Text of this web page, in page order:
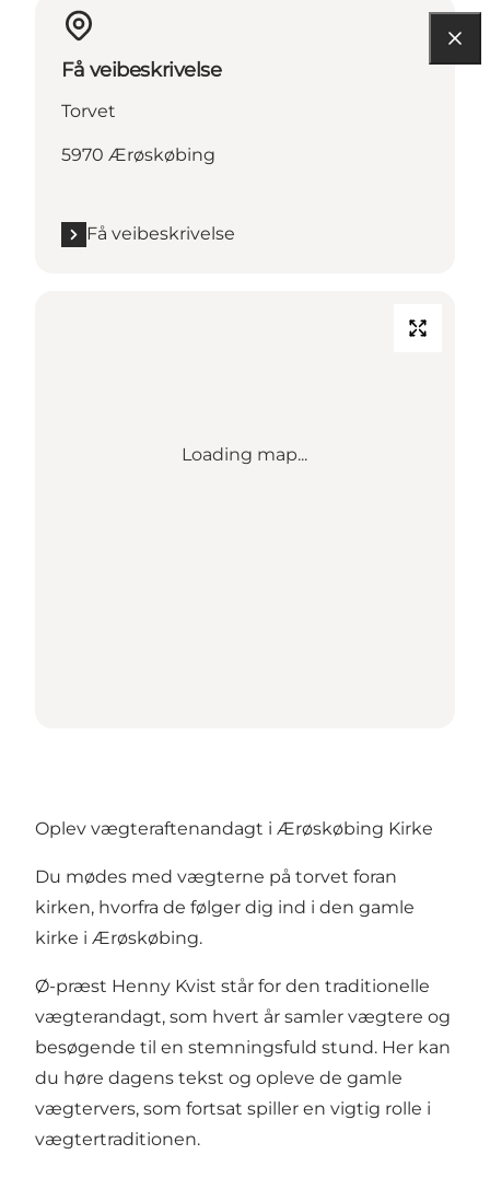
Få veibeskrivelse
Torvet
5970 Ærøskøbing
Få veibeskrivelse
Loading map...
Oplev vægteraftenandagt i Ærøskøbing Kirke
Du mødes med vægterne på torvet foran
kirken, hvorfra de følger dig ind i den gamle
kirke i Ærøskøbing.
Ø-præst Henny Kvist står for den traditionelle
vægterandagt, som hvert år samler vægtere og
besøgende til en stemningsfuld stund. Her kan
du høre dagens tekst og opleve de gamle
vægtervers, som fortsat spiller en vigtig rolle i
vægtertraditionen.